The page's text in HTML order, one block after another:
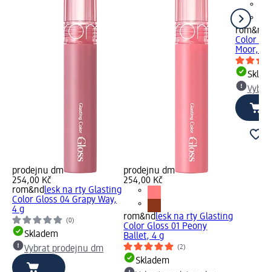
prodejnu dm
254,00 Kč
rom&ndlesk na rty Glasting
Color Gloss 04 Grapy Way,
4 g
(0)
Skladem
Vybrat prodejnu dm
prodejnu dm
254,00 Kč
rom&ndlesk na rty Glasting
Color Gloss 01 Peony
Ballet, 4 g
(2)
Skladem
rom&nd
Color
Moor, 4